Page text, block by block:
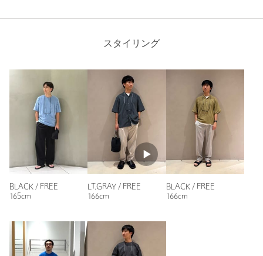
購入カラー：BLACK
サングラスを購入時に一緒に購入しました。
カジュアルすぎずとても使いやすいです
173cm
1人が参考になったと回答
参考になった
スタイリング
BLACK / FREE
165cm
LT.GRAY / FREE
166cm
BLACK / FREE
166cm